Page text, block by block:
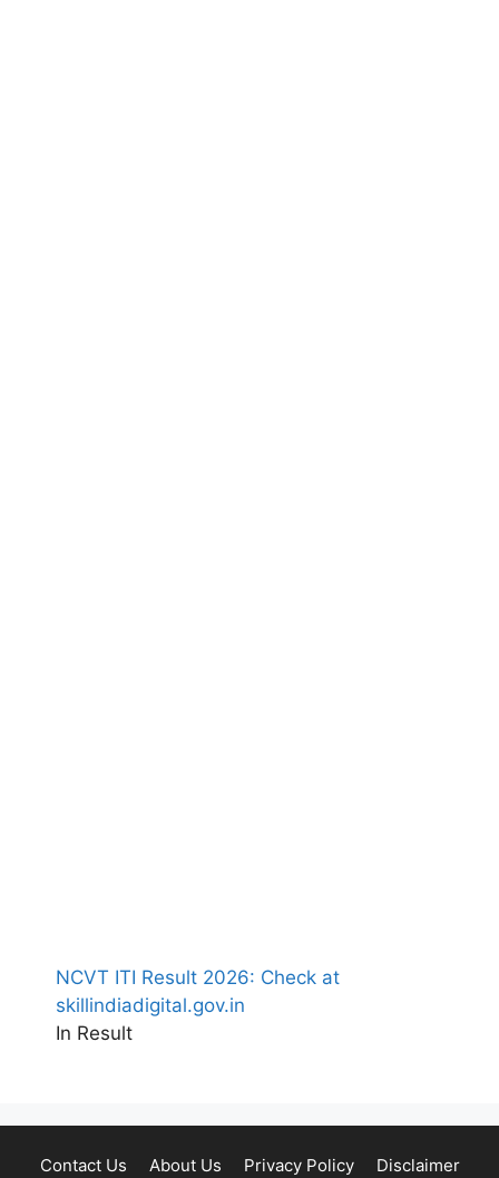
NCVT ITI Result 2026: Check at
skillindiadigital.gov.in
In Result
Contact Us About Us Privacy Policy Disclaimer